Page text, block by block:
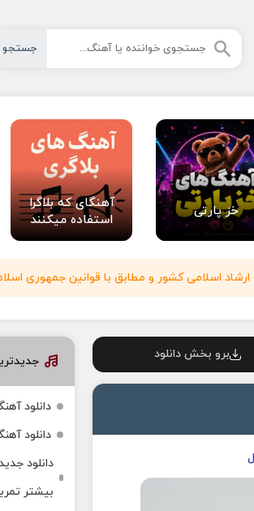
جستجو
خز پارتی
آهنگای که بلاگرا
استفاده میکنند
اسلامی کشور و مطابق با قوانین جمهوری
برو بخش دانلود
دانلود
دانلود
دانلود
بیشتر